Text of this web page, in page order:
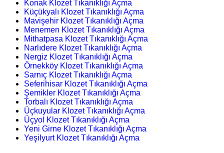
Konak Klozet Tıkanıklığı Açma
Küçükyalı Klozet Tıkanıklığı Açma
Mavişehir Klozet Tıkanıklığı Açma
Menemen Klozet Tıkanıklığı Açma
Mithatpasa Klozet Tıkanıklığı Açma
Narlıdere Klozet Tıkanıklığı Açma
Nergiz Klozet Tıkanıklığı Açma
Örnekköy Klozet Tıkanıklığı Açma
Sarnıç Klozet Tıkanıklığı Açma
Seferihisar Klozet Tıkanıklığı Açma
Şemikler Klozet Tıkanıklığı Açma
Torbalı Klozet Tıkanıklığı Açma
Üçkuyular Klozet Tıkanıklığı Açma
Üçyol Klozet Tıkanıklığı Açma
Yeni Girne Klozet Tıkanıklığı Açma
Yeşilyurt Klozet Tıkanıklığı Açma